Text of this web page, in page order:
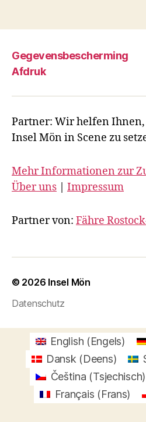
Gegevensbescherming
Afdruk
Partner: Wir helfen
Insel Mön in Scene zu
Mehr Informationen zur
Über uns | Impressum
Partner von: Fähre
© 2026 Insel Mön
Datenschutz
English (Engels)
Dansk (Deens)
Čeština (Tsjechisch)
Français (Frans)